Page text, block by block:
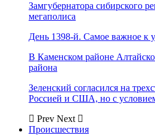
Замгубернатора сибирского
мегаполиса
День 1398-й. Самое важное к
В Каменском районе
района
Зеленский согласился на
Россией и США, но с
Prev Next
Происшествия